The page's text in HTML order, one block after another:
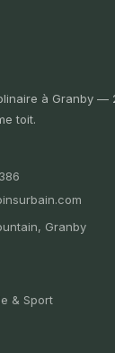
à Granby —
toit.
Granby
& Sport